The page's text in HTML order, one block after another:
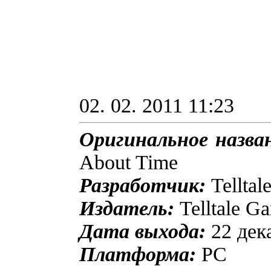
02. 02. 2011 11:23
Оригинальное
About Time
Разработчик:
Издатель: Telltale
Дата выхода: 22
Платформа: PC